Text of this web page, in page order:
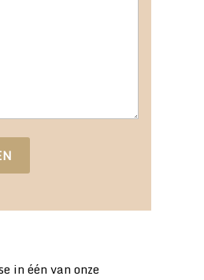
in één van onze